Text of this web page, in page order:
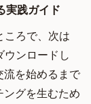
実践ガイド
ころで、次は
ウンロードし
を始めるまで
グを生むため